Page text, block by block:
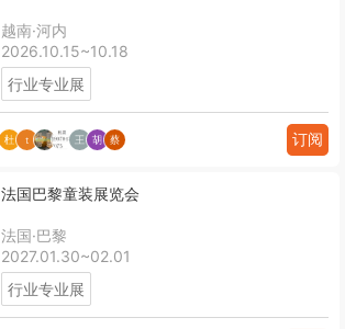
越南·河内
2026.10.15~10.18
行业专业展
订阅
法国巴黎童装展览会
法国·巴黎
2027.01.30~02.01
行业专业展